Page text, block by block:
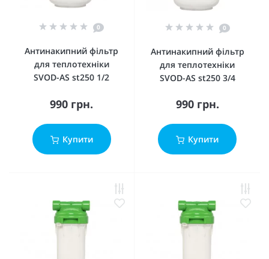
0
Антинакипний фільтр
для теплотехніки
SVOD-AS st250 1/2
990 грн.
Купити
0
Антинакипний фільтр
для теплотехніки
SVOD-AS st250 3/4
990 грн.
Купити